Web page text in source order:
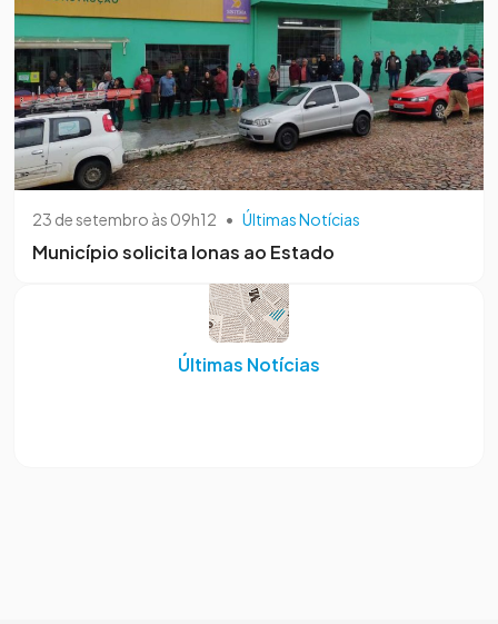
23 de setembro às 09h12 • Últimas Notícias
Município solicita lonas ao Estado
Últimas Notícias